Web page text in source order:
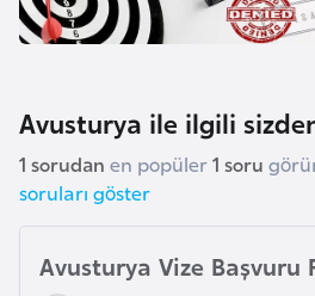
Avusturya ile ilgili
1 sorudan en popüler1 soru
soruları göster
Avusturya Vize Başvuru
l
ç
i
k
a